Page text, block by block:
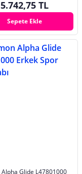
5.742,75 TL
Sepete Ekle
Glide L47801000